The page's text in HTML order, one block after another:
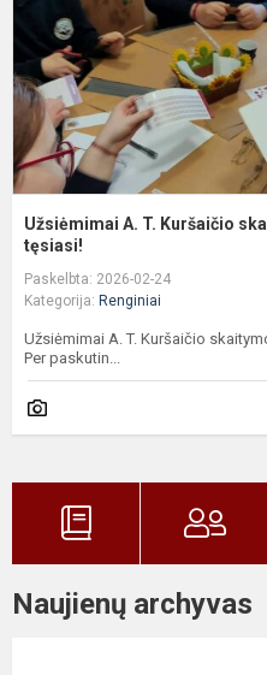
Užsiėmimai A. T. Kuršaičio
tęsiasi!
Paskelbta: 2026-02-24
Kategorija: Renginiai
Užsiėmimai A. T. Kuršaičio
Per paskutin...
Naujienų archyvas